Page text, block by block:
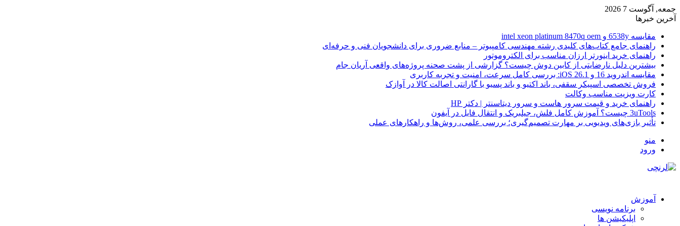
جمعه, آگوست 7 2026
آخرین خبرها
مقایسه 6538y و intel xeon platinum 8470q oem
راهنمای جامع کتاب‌های کلیدی رشته مهندسی کامپیوتر – منابع ضروری برای دانشجویان فنی و حرفه‌ای
راهنمای خرید اینورتر ارزان مناسب برای الکتروموتور
بیشترین دلیل نارضایتی از کابین دوش چیست؟ گزارشی از پشت صحنه پروژه‌های واقعی آریان جام
مقایسه اندروید 16 و iOS 26.1: بررسی کامل سرعت، امنیت و تجربه کاربری
فروش تخصصی اسپیکر سقفی، باند اکتیو و باند پسیو با گارانتی اصالت کالا در آوازک
کارت ویزیت مناسب وکالت
راهنمای خرید و قیمت سرور هاست و سرور دیتاسنتر | دکتر HP
3uTools چیست؟ آموزش کامل فلش، جیلبریک و انتقال فایل در آیفون
تأثیر بازی‌های ویدیویی بر مهارت تصمیم‌گیری؛ بررسی علمی، روش‌ها و راهکارهای عملی
منو
ورود
آموزش
برنامه نویسی
اپلیکیشن ها